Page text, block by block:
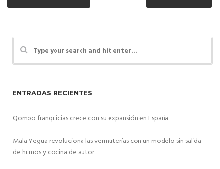
ENTRADAS RECIENTES
Qombo franquicias crece con su expansión en España
Mala Yegua revoluciona las vermuterías con un modelo sin salida
de humos y cocina de autor